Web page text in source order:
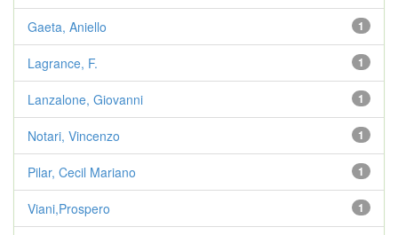
1
Gaeta, Aniello
1
Lagrance, F.
1
Lanzalone, Giovanni
1
Notari, Vincenzo
1
Pilar, Cecil Mariano
1
Viani,Prospero